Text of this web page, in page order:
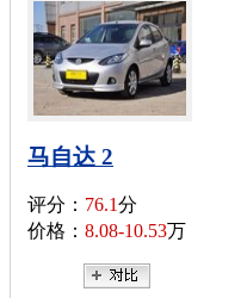
马自达 2
评分： 76.1分
价格： 8.08-10.53万